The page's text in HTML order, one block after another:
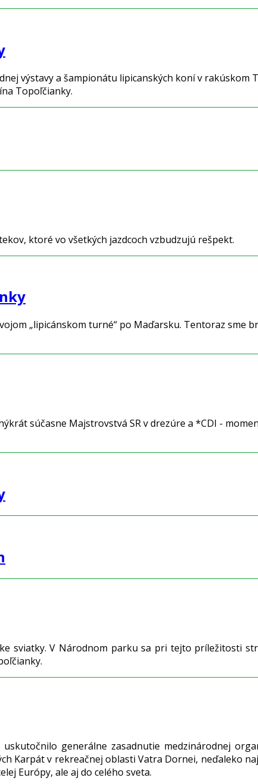
výstavy a šampionátu lipicanských koní v rakúskom
Topoľčianky.
ktoré vo všetkých jazdcoch vzbudzujú rešpekt.
„lipicánskom turné“ po Maďarsku. Tentoraz sme
súčasne Majstrovstvá SR v drezúre a *CDI -
sviatky. V Národnom parku sa pri tejto príležitosti
generálne zasadnutie medzinárodnej
Karpát v rekreačnej oblasti Vatra Dornei, neďaleko
Európy, ale aj do celého sveta.